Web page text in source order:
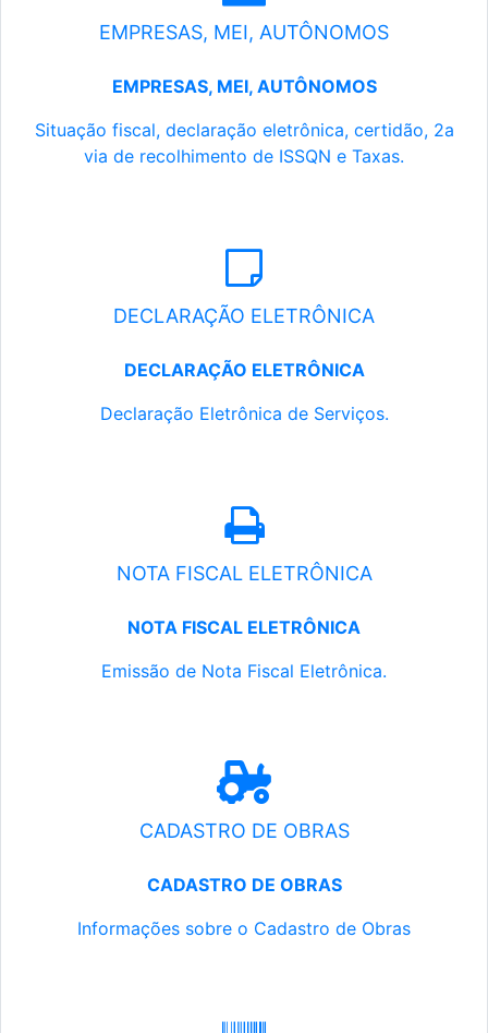
EMPRESAS, MEI, AUTÔNOMOS
EMPRESAS, MEI, AUTÔNOMOS
Situação fiscal, declaração eletrônica, certidão, 2a
via de recolhimento de ISSQN e Taxas.
DECLARAÇÃO ELETRÔNICA
DECLARAÇÃO ELETRÔNICA
Declaração Eletrônica de Serviços.
NOTA FISCAL ELETRÔNICA
NOTA FISCAL ELETRÔNICA
Emissão de Nota Fiscal Eletrônica.
CADASTRO DE OBRAS
CADASTRO DE OBRAS
Informações sobre o Cadastro de Obras